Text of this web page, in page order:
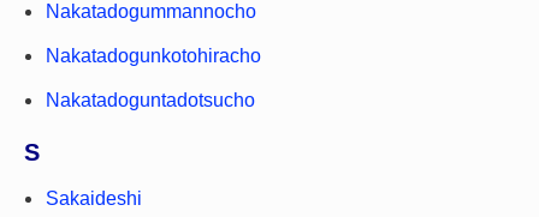
Nakatadogummannocho
Nakatadogunkotohiracho
Nakatadoguntadotsucho
S
Sakaideshi